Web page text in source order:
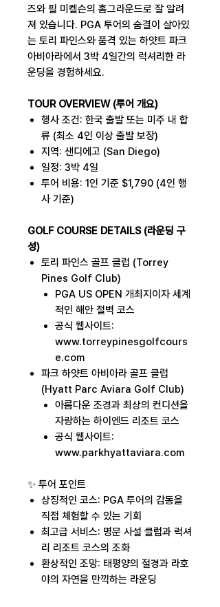
즈와 필 미켈슨의 홈그라운드로 잘 알려
져 있습니다. PGA 투어의 숨결이 살아있
는 토리 파인스와 품격 있는 하얏트 파크
아비아라에서 3박 4일간의 럭셔리한 라
운딩을 경험하세요.
TOUR OVERVIEW (투어 개요)
행사 조건: 한국 출발 또는 미주 내 합
류 (최소 4인 이상 출발 보장)
지역: 샌디에고 (San Diego)
일정: 3박 4일
투어 비용: 1인 기준 $1,790 (4인 행
사 기준)
GOLF COURSE DETAILS (라운딩 구
성)
토리 파인스 골프 클럽 (Torrey
Pines Golf Club)
PGA US OPEN 개최지이자 세계
적인 해안 절벽 코스
공식 웹사이트:
www.torreypinesgolfcours
e.com
파크 하얏트 아비아라 골프 클럽
(Hyatt Parc Aviara Golf Club)
아름다운 조경과 최상의 컨디션을
자랑하는 하이엔드 리조트 코스
공식 웹사이트:
www.parkhyattaviara.com
✨ 투어 포인트
상징적인 코스: PGA 투어의 감동을
직접 체험할 수 있는 기회
최고급 서비스: 명문 사설 클럽과 럭셔
리 리조트 코스의 조화
환상적인 조망: 태평양의 절경과 라호
야의 자연을 만끽하는 라운딩